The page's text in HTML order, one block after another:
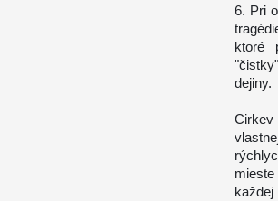
6. Pri
ktoré
dejiny.